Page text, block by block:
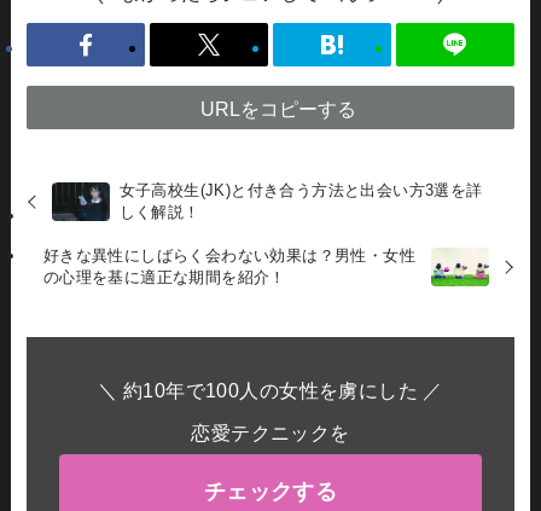
URLをコピーする
女子高校生(JK)と付き合う方法と出会い方3選を詳
しく解説！
好きな異性にしばらく会わない効果は？男性・女性
の心理を基に適正な期間を紹介！
＼ 約10年で100人の女性を虜にした ／
恋愛テクニックを
チェックする